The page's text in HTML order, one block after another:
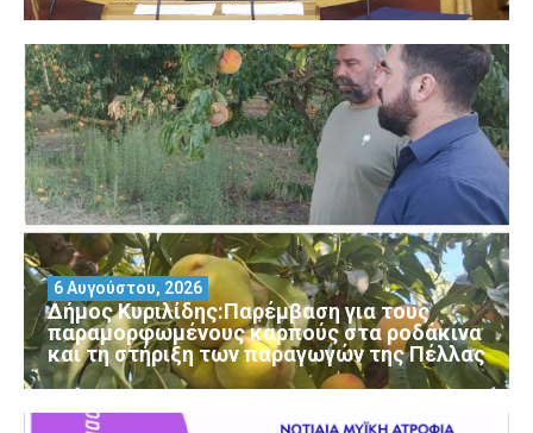
Δήμος Κυριλίδης:Παρέμβαση για τους
παραμορφωμένους καρπούς στα ροδάκινα
και τη στήριξη των παραγωγών της Πέλλας
6 Αυγούστου, 2026